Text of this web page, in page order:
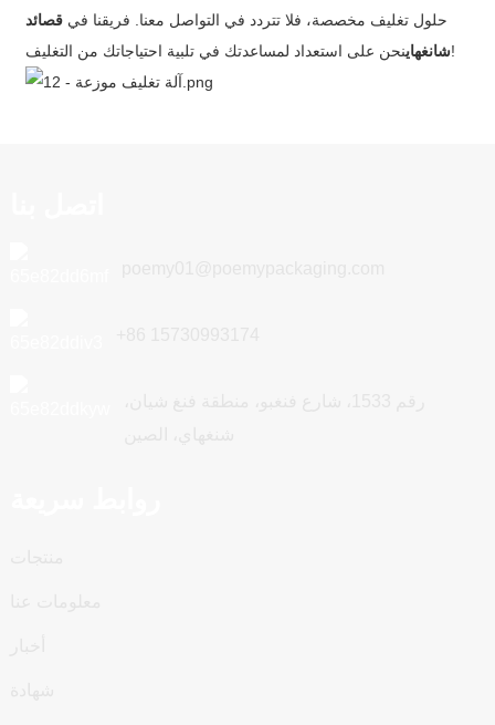
حلول تغليف مخصصة، فلا تتردد في التواصل معنا. فريقنا فيقصائد
شانغهاينحن على استعداد لمساعدتك في تلبية احتياجاتك من التغليف!